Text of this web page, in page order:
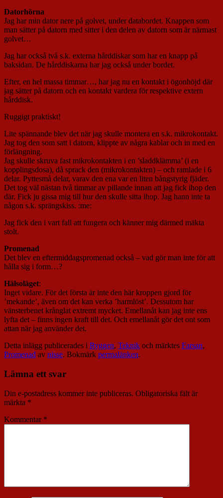
Datorhörna
Jag har min dator nere på golvet, under databordet. Knappen som
man sätter på datorn med sitter i den delen av datorn som är närmast
golvet…
Jag har också två s.k. externa hårddiskar som har en knapp på
baksidan. De hårddiskarna har jag också under bordet.
Efter, en hel massa timmar…, har jag nu en kontakt i ögonhöjd där
jag sätter på datorn och en kontakt vardera för respektive extern
hårddisk.
Ruggigt praktiskt!
Lite spännande blev det när jag skulle montera en s.k. mikrokontakt.
Jag tog den som satt i datorn, klippte av några kablar och in med en
förlängning.
Jag skulle skruva fast mikrokontakten i en ’sladdklämma’ (i en
kopplingsdosa), då sprack den (mikrokontakten) – och ramlade i 6
delar. Pyttesmå delar, varav den ena var en liten bångstyrig fjäder.
Det tog väl nästan två timmar av pillande innan att jag fick ihop den
där. Fick ju gissa mig till hur den skulle sitta ihop. Jag hann inte ta
någon s.k. sprängskiss. :me:
Jag fick den i vart fall att fungera och känner mig därmed mäkta
stolt.
Promenad
Det blev en eftermiddagspromenad också – vad gör man inte för att
hålla sig i form…?
Hälsoläget:
Inget vidare. För det första är inte den här kroppen gjord för
’mekande’, även om det kan verka ’harmlöst’. Dessutom har
vänsterbenet krånglat extremt mycket. Emellanåt kan jag inte ens
lyfta det – finns ingen kraft till det. Och emellanåt gör det ont som
attan när jag använder det.
Detta inlägg publicerades i Ryggen, Teknik och märktes Farsan,
Promenad av nisse. Bokmärk permalänken.
Lämna ett svar
Din e-postadress kommer inte publiceras. Obligatoriska fält är
märkta *
Kommentar *